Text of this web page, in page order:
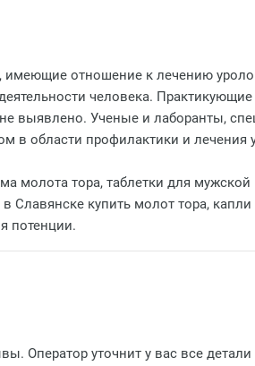
имеющие отношение к лечению
человека.
выявлено. Ученые и лаборанты,
области профилактики и лечения
молота тора, таблетки для
Славянске купить молот тора,
потенции.
Оператор уточнит у вас все